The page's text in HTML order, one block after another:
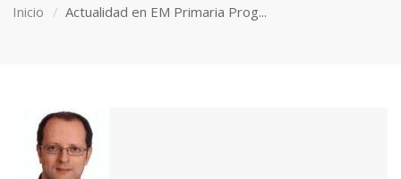
Inicio
Actualidad en EM Primaria Prog...